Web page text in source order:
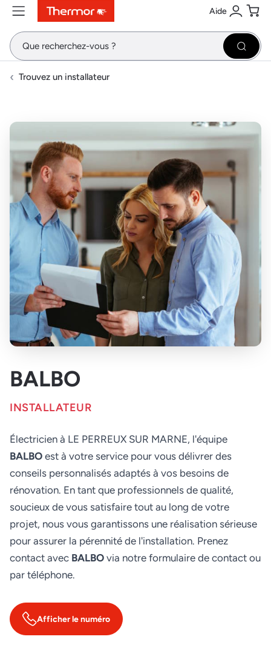
ContenuMenuRecherche Aide
Se
Trouvez un installateur
BALBO
INSTALLATEUR
Électricien à LE PERREUX SUR MARNE, l'équipe
BALBO est à votre service pour vous délivrer des
conseils personnalisés adaptés à vos besoins de
rénovation. En tant que professionnels de qualité,
soucieux de vous satisfaire tout au long de votre
projet, nous vous garantissons une réalisation sérieuse
pour assurer la pérennité de l'installation. Prenez
contact avec BALBO via notre formulaire de contact ou
par téléphone.
Afficher le numéro